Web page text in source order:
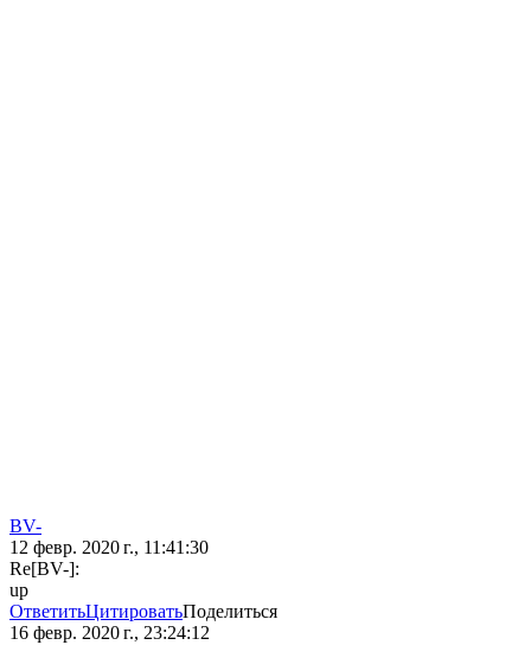
BV-
12 февр. 2020 г., 11:41:30
Re[BV-]:
up
ОтветитьЦитироватьПоделиться
16 февр. 2020 г., 23:24:12